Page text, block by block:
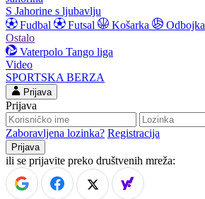
S Jahorine s ljubavlju
Fudbal
Futsal Košarka Odbojka
Ostalo
Vaterpolo Tango liga
Video
SPORTSKA BERZA
Prijava
Prijava
Zaboravljena lozinka? Registracija
ili se prijavite preko društvenih mreža: